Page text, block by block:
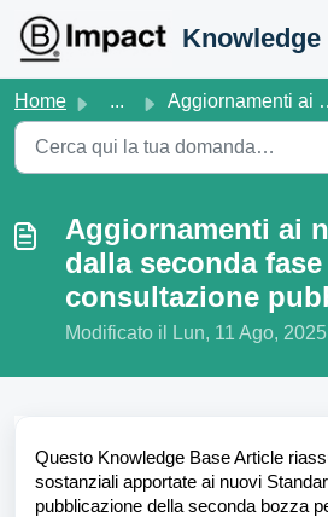
Knowledge
Home ... Aggiornamenti ai nuovi standard dalla seconda fase di con...
Aggiornamenti ai
dalla seconda
consultazione
Modificato il Lun, 11 Ago,
Questo Knowledge Base Article
sostanziali apportate ai nuovi
pubblicazione della seconda bozza